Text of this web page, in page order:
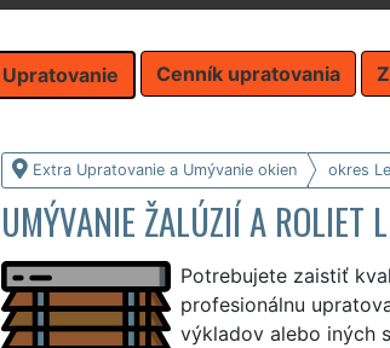
Upratovanie Cenník upratovania
Extra Upratovanie a Umývanie okien okres
UMÝVANIE ŽALÚZIÍ A ROLIET
Potrebujete zaistiť
profesionálnu
výkladov alebo iných